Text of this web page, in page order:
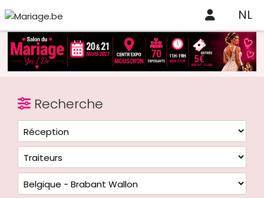
NL
Recherche